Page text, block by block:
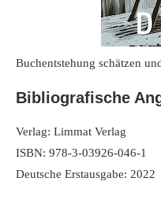
Buchentstehung schätzen
Bibliografische
Verlag: Limmat Verlag
ISBN: 978-3-03926-046-1
Deutsche Erstausgabe: 2022